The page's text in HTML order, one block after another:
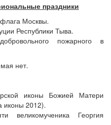
праздники
Москвы.
Республики Тыва.
пожарного в
нет.
иконы Божией Матери
иконы 2012).
Георгия